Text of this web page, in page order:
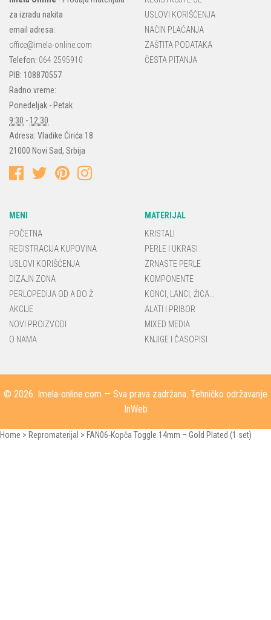
za izradu nakita
email adresa:
office@imela-online.com
Telefon: 064 2595910
PIB: 108870557
Radno vreme:
Ponedeljak - Petak
9:30 - 12:30
Adresa: Vladike Ćirića 18
21000 Novi Sad, Srbija
USLOVI KORIŠĆENJA
NAČIN PLAĆANJA
ZAŠTITA PODATAKA
ČESTA PITANJA
MENI
POČETNA
REGISTRACIJA KUPOVINA
USLOVI KORIŠĆENJA
DIZAJN ZONA
PERLOPEDIJA OD A DO Ž
AKCIJE
NOVI PROIZVODI
O NAMA
MATERIJAL
KRISTALI
PERLE I UKRASI
ZRNASTE PERLE
KOMPONENTE
KONCI, LANCI, ŽICA...
ALATI I PRIBOR
MIXED MEDIA
KNJIGE I ČASOPISI
© 2026. Imela-online.com — Sva prava zadržana. Tehničko održavanje
InWeb
Home > Repromaterijal > FAN06-Kopča Toggle 14mm – Gold Plated (1 set)